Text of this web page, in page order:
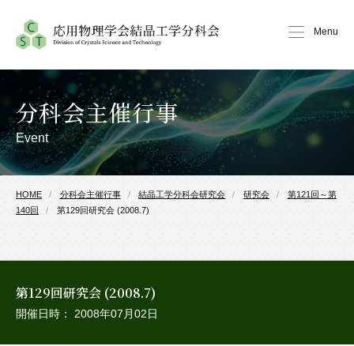
Menu
Event
分科会主催行事
HOME 分科会主催行事 結晶工学分科会研究会 研究会
第121回～第
140回
第129回研究会 (2008.7)
第129回研究会 (2008.7)
開催日時： 2008年07月02日